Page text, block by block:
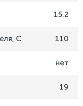
15.2
C 110
нет
19